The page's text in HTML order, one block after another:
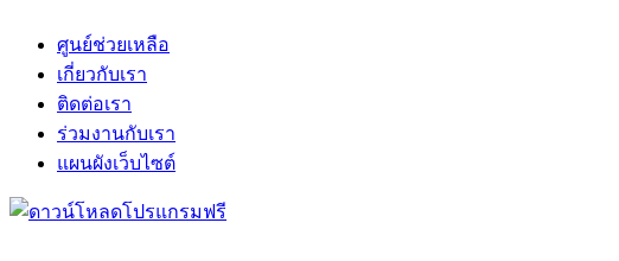
ศูนย์ช่วยเหลือ
เกี่ยวกับเรา
ติดต่อเรา
ร่วมงานกับเรา
แผนผังเว็บไซต์